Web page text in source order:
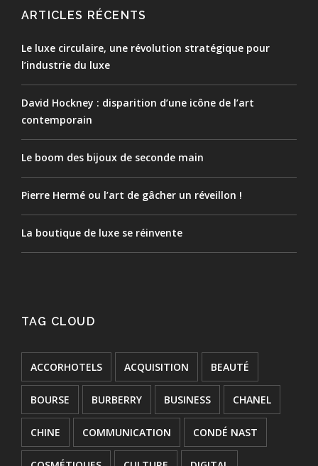
ARTICLES RÉCENTS
Le luxe circulaire, une révolution stratégique pour
l’industrie du luxe
David Hockney : disparition d’une icône de l’art
contemporain
Le boom des bijoux de seconde main
Pierre Hermé ou l’art de gâcher un réveillon !
La boutique de luxe se réinvente
TAG CLOUD
ACCORHOTELS ACQUISITION BEAUTÉ
BOURSE BURBERRY BUSINESS CHANEL
CHINE COMMUNICATION CONDÉ NAST